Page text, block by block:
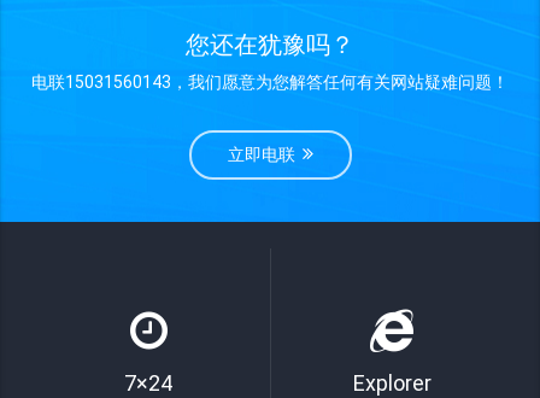
您还在犹豫吗？
电联15031560143，我们愿意为您解答任何有关网站疑难问题！
立即电联
7×24 Explorer